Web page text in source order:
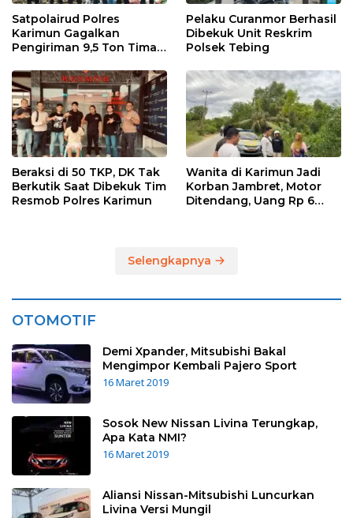
Satpolairud Polres
Karimun Gagalkan
Pengiriman 9,5 Ton Timah
Tersangka Diamankan
Pelaku Curanmor Berhasil
Dibekuk Unit Reskrim
Polsek Tebing
Beraksi di 50 TKP, DK Tak
Berkutik Saat Dibekuk Tim
Resmob Polres Karimun
Wanita di Karimun Jadi
Korban Jambret, Motor
Ditendang, Uang Rp 6
Selengkapnya
OTOMOTIF
Demi Xpander, Mitsubishi Bakal
Mengimpor Kembali Pajero Sport
16 Maret 2019
Sosok New Nissan Livina Terungkap,
Apa Kata NMI?
16 Maret 2019
Aliansi Nissan-Mitsubishi Luncurkan
Livina Versi Mungil